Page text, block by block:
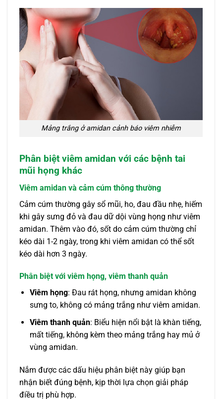
Mảng trắng ở amidan cảnh báo viêm nhiễm
Phân biệt viêm amidan với các bệnh tai
mũi họng khác
Viêm amidan và cảm cúm thông thường
Cảm cúm thường gây sổ mũi, ho, đau đầu nhẹ, hiếm
khi gây sưng đỏ và đau dữ dội vùng họng như viêm
amidan. Thêm vào đó, sốt do cảm cúm thường chỉ
kéo dài 1-2 ngày, trong khi viêm amidan có thể sốt
kéo dài hơn 3 ngày.
Phân biệt với viêm họng, viêm thanh quản
Viêm họng: Đau rát họng, nhưng amidan không
sưng to, không có mảng trắng như viêm amidan.
Viêm thanh quản: Biểu hiện nổi bật là khàn tiếng,
mất tiếng, không kèm theo mảng trắng hay mủ ở
vùng amidan.
Nắm được các dấu hiệu phân biệt này giúp bạn
nhận biết đúng bệnh, kịp thời lựa chọn giải pháp
điều trị phù hợp.